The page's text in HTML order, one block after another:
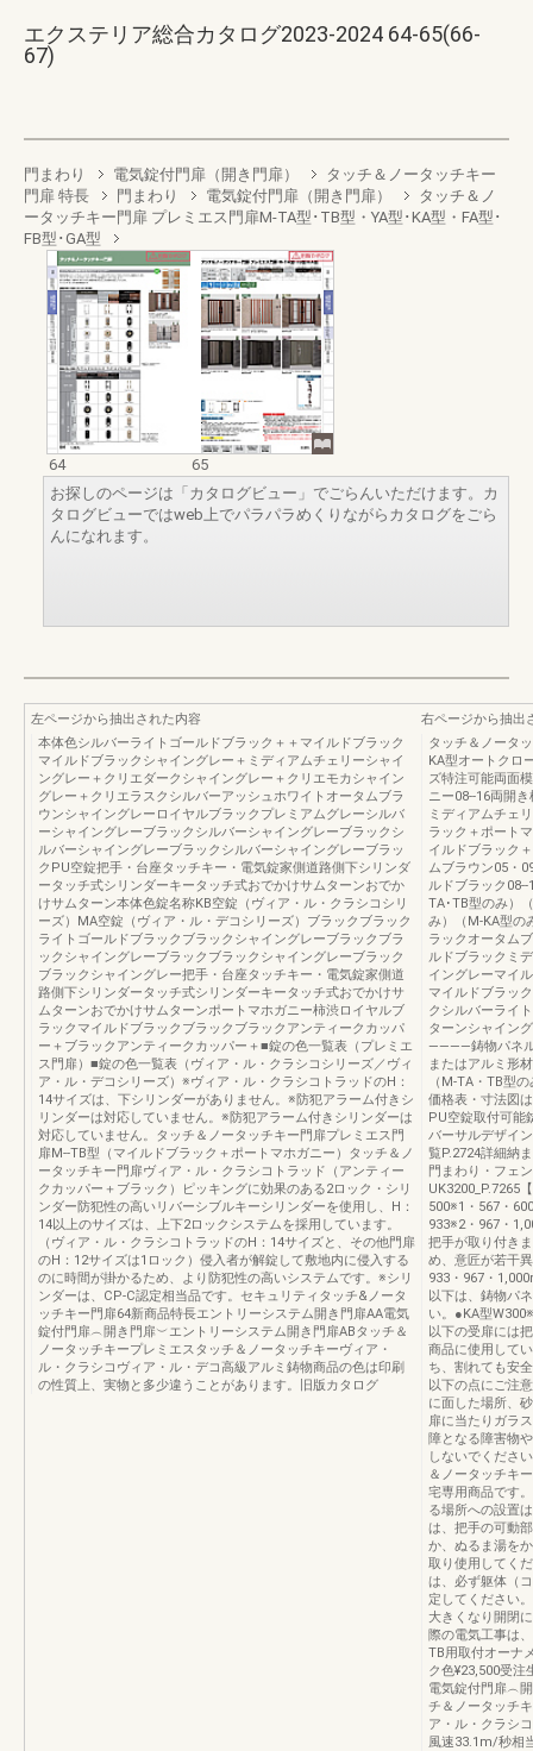
エクステリア総合カタログ2023-2024 64-65(66-
67)
門まわり 電気錠付門扉（開き門扉）
タッチ＆ノータッチキー
門扉 特長
門まわり 電気錠付門扉（開き門扉）
タッチ＆ノ
ータッチキー門扉 プレミエス門扉M-TA型･TB型・YA型･KA型・FA型･
FB型･GA型
64
65
お探しのページは「カタログビュー」でごらんいただけます。カ
タログビューではweb上でパラパラめくりながらカタログをごら
んになれます。
左ページから抽出された内容
本体色シルバーライトゴールドブラック＋＋マイルドブラック
マイルドブラックシャイングレー＋ミディアムチェリーシャイ
ングレー＋クリエダークシャイングレー＋クリエモカシャイン
グレー＋クリエラスクシルバーアッシュホワイトオータムブラ
ウンシャイングレーロイヤルブラックプレミアムグレーシルバ
ーシャイングレーブラックシルバーシャイングレーブラックシ
ルバーシャイングレーブラックシルバーシャイングレーブラッ
クPU空錠把手・台座タッチキー・電気錠家側道路側下シリンダ
ータッチ式シリンダーキータッチ式おでかけサムターンおでか
けサムターン本体色錠名称KB空錠（ヴィア・ル・クラシコシリ
ーズ）MA空錠（ヴィア・ル・デコシリーズ）ブラックブラック
ライトゴールドブラックブラックシャイングレーブラックブラ
ックシャイングレーブラックブラックシャイングレーブラック
ブラックシャイングレー把手・台座タッチキー・電気錠家側道
路側下シリンダータッチ式シリンダーキータッチ式おでかけサ
ムターンおでかけサムターンポートマホガニー柿渋ロイヤルブ
ラックマイルドブラックブラックブラックアンティークカッパ
ー＋ブラックアンティークカッパー＋■錠の色一覧表（プレミエ
ス門扉）■錠の色一覧表（ヴィア・ル・クラシコシリーズ／ヴィ
ア・ル・デコシリーズ）※ヴィア・ル・クラシコトラッドのH：
14サイズは、下シリンダーがありません。※防犯アラーム付きシ
リンダーは対応していません。※防犯アラーム付きシリンダーは
対応していません。タッチ＆ノータッチキー門扉プレミエス門
扉M--TB型（マイルドブラック＋ポートマホガニー）タッチ＆ノ
ータッチキー門扉ヴィア・ル・クラシコトラッド（アンティー
クカッパー＋ブラック）ピッキングに効果のある2ロック・シリ
ンダー防犯性の高いリバーシブルキーシリンダーを使用し、H：
14以上のサイズは、上下2ロックシステムを採用しています。
（ヴィア・ル・クラシコトラッドのH：14サイズと、その他門扉
のH：12サイズは1ロック）侵入者が解錠して敷地内に侵入する
のに時間が掛かるため、より防犯性の高いシステムです。※シリ
ンダーは、CP-C認定相当品です。セキュリティタッチ&ノータ
ッチキー門扉64新商品特長エントリーシステム開き門扉AA電気
錠付門扉︵開き門扉︶エントリーシステム開き門扉ABタッチ＆
ノータッチキープレミエスタッチ＆ノータッチキーヴィア・
ル・クラシコヴィア・ル・デコ高級アルミ鋳物商品の色は印刷
の性質上、実物と多少違うことがあります。旧版カタログ
右ページから抽出
タッチ＆ノータ
KA型オートクロ
ズ特注可能両面
ニー08--16両開
ミディアムチェ
ラック＋ポート
イルドブラック
ムブラウン05・
ルドブラック
TA･TB型のみ）
み）（M-KA型の
ラックオータム
ルドブラックミ
イングレーマイ
マイルドブラッ
クシルバーライ
ターンシャイン
――――鋳物パネル
またはアルミ形
（M-TA・TB型
価格表・寸法図
PU空錠取付可能
バーサルデザイ
覧P.2724詳細納
門まわり・フェ
UK3200_P.7265
500※1・567・
933※2・967・
把手が取り付き
め、意匠が若干
933・967・
以下は、鋳物パ
い。●KA型
以下の受扉には
商品に使用して
ち、割れても安
以下の点にご注
に面した場所、
扉に当たりガラ
障となる障害物
しないでくださ
＆ノータッチキ
宅専用商品です
る場所への設置
は、把手の可動
か、ぬるま湯を
取り使用してく
は、必ず躯体（
定してください
大きくなり開閉
際の電気工事は
TB用取付オーナ
ク色¥23,500受注
電気錠付門扉︵
チ＆ノータッチ
ア・ル・クラシ
風速33.1m/秒相